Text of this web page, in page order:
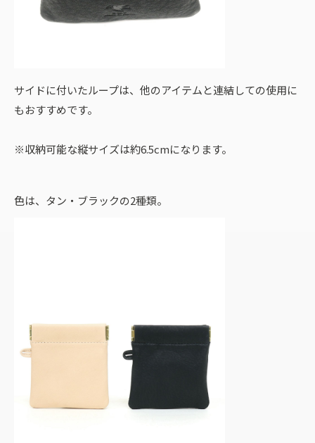
サイドに付いたループは、他のアイテムと連結しての使用に
もおすすめです。
※収納可能な縦サイズは約6.5cmになります。
色は、タン・ブラックの2種類。